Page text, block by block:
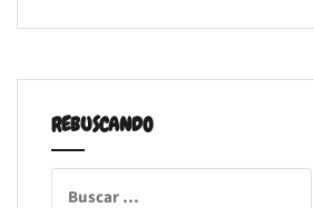
REBUSCANDO